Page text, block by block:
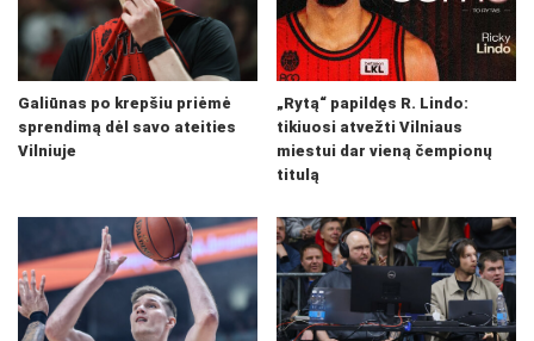
Galiūnas po krepšiu priėmė
sprendimą dėl savo ateities
Vilniuje
„Rytą“ papildęs R. Lindo:
tikiuosi atvežti Vilniaus
miestui dar vieną čempionų
titulą